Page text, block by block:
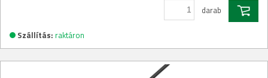
darab
Szállítás: raktáron